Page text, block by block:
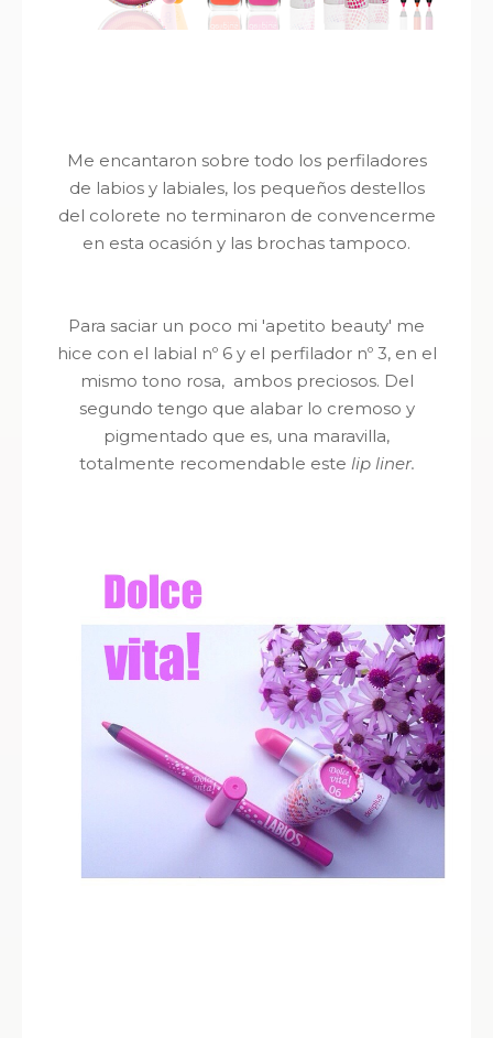
Me encantaron sobre todo los perfiladores
de labios y labiales, los pequeños destellos
del colorete no terminaron de convencerme
en esta ocasión y las brochas tampoco.
Para saciar un poco mi 'apetito beauty' me
hice con el labial nº 6 y el perfilador nº 3, en el
mismo tono rosa, ambos preciosos. Del
segundo tengo que alabar lo cremoso y
pigmentado que es, una maravilla,
totalmente recomendable este lip liner.